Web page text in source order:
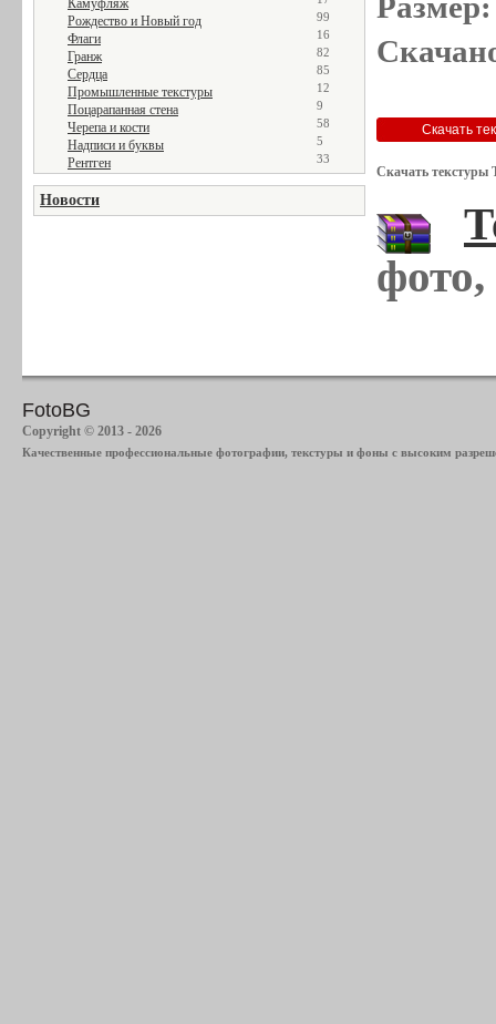
Камуфляж
Рождество и Новый год 99
Флаги 16
Гранж 82
Сердца 85
Промышленные текстуры 12
Поцарапанная стена 9
Черепа и кости 58
Надписи и буквы 5
Рентген 33
Новости
Скачать текстуры
FotoBG
Copyright © 2013 - 2026
Качественные профессиональные фотографии, текстуры и фоны с высоким